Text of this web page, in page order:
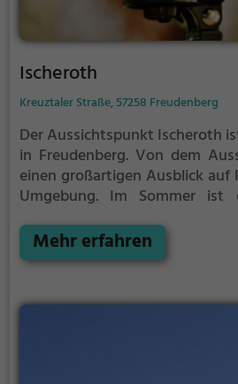
Ischeroth
Kreuztaler Straße, 57258 Freudenberg
Der Aussichtspunkt Ischeroth
in Freudenberg. Von dem
einen großartigen Ausblick auf
Umgebung. Im Sommer ist
Familienausflüge,
Picknicken und lockt an
Mehr erfahren